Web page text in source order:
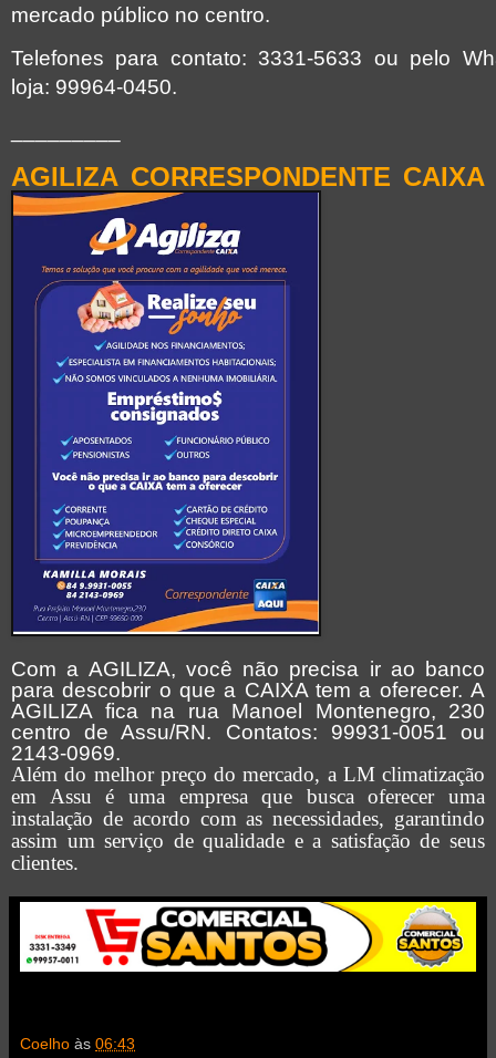
mercado público no centro.
Telefones para contato: 3331-5633 ou pelo
loja: 99964-0450.
AGILIZA CORRESPONDENTE CAIXA
Com a AGILIZA, você não precisa ir ao banco
para descobrir o que a CAIXA tem a oferecer. A
AGILIZA fica na rua Manoel Montenegro, 230
centro de Assu/RN. Contatos: 99931-0051 ou
2143-0969.
Além do melhor preço do mercado, a LM climatização
em Assu é uma empresa que busca oferecer uma
instalação de acordo com as necessidades, garantindo
assim um serviço de qualidade e a satisfação de seus
clientes.
Coelho às 06:43